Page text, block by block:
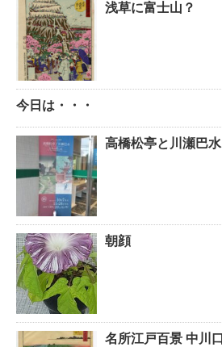
浅草に富士山？
今日は・・・
高橋松亭と川瀬巴水
朝顔
名所江戸百景 中川口